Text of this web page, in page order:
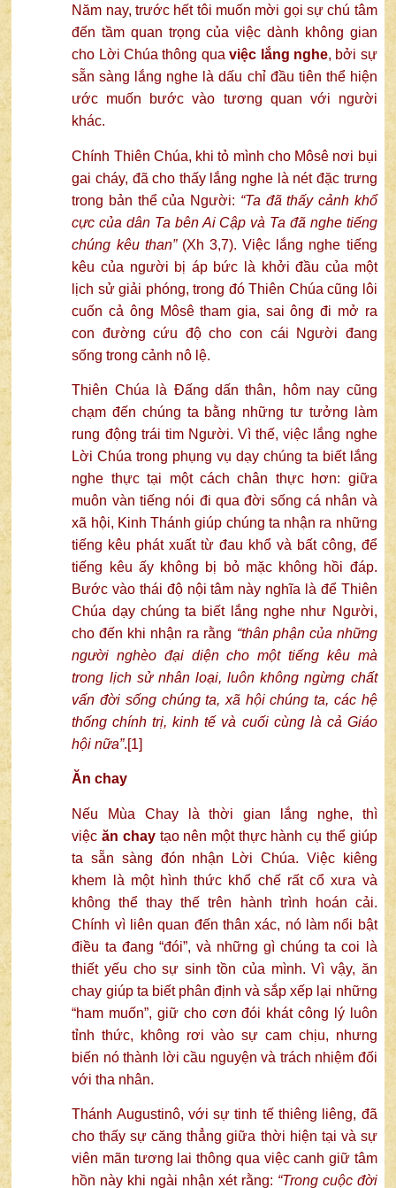
Năm nay, trước hết tôi muốn mời gọi sự chú tâm
đến tầm quan trọng của việc dành không gian
cho Lời Chúa thông quaviệc lắng nghe, bởi sự
sẵn sàng lắng nghe là dấu chỉ đầu tiên thể hiện
ước muốn bước vào tương quan với người
khác.
Chính Thiên Chúa, khi tỏ mình cho Môsê nơi bụi
gai cháy, đã cho thấy lắng nghe là nét đặc trưng
trong bản thể của Người: “Ta đã thấy cảnh khổ
cực của dân Ta bên Ai Cập và Ta đã nghe tiếng
chúng kêu than”(Xh 3,7). Việc lắng nghe tiếng
kêu của người bị áp bức là khởi đầu của một
lịch sử giải phóng, trong đó Thiên Chúa cũng lôi
cuốn cả ông Môsê tham gia, sai ông đi mở ra
con đường cứu độ cho con cái Người đang
sống trong cảnh nô lệ.
Thiên Chúa là Đấng dấn thân, hôm nay cũng
chạm đến chúng ta bằng những tư tưởng làm
rung động trái tim Người. Vì thế, việc lắng nghe
Lời Chúa trong phụng vụ dạy chúng ta biết lắng
nghe thực tại một cách chân thực hơn: giữa
muôn vàn tiếng nói đi qua đời sống cá nhân và
xã hội, Kinh Thánh giúp chúng ta nhận ra những
tiếng kêu phát xuất từ đau khổ và bất công, để
tiếng kêu ấy không bị bỏ mặc không hồi đáp.
Bước vào thái độ nội tâm này nghĩa là để Thiên
Chúa dạy chúng ta biết lắng nghe như Người,
cho đến khi nhận ra rằng “thân phận của những
người nghèo đại diện cho một tiếng kêu mà
trong lịch sử nhân loại, luôn không ngừng chất
vấn đời sống chúng ta, xã hội chúng ta, các hệ
thống chính trị, kinh tế và cuối cùng là cả Giáo
hội nữa”.[1]
Ăn chay
Nếu Mùa Chay là thời gian lắng nghe, thì
việcăn chaytạo nên một thực hành cụ thể giúp
ta sẵn sàng đón nhận Lời Chúa. Việc kiêng
khem là một hình thức khổ chế rất cổ xưa và
không thể thay thế trên hành trình hoán cải.
Chính vì liên quan đến thân xác, nó làm nổi bật
điều ta đang “đói”, và những gì chúng ta coi là
thiết yếu cho sự sinh tồn của mình. Vì vậy, ăn
chay giúp ta biết phân định và sắp xếp lại những
“ham muốn”, giữ cho cơn đói khát công lý luôn
tỉnh thức, không rơi vào sự cam chịu, nhưng
biến nó thành lời cầu nguyện và trách nhiệm đối
với tha nhân.
Thánh Augustinô, với sự tinh tế thiêng liêng, đã
cho thấy sự căng thẳng giữa thời hiện tại và sự
viên mãn tương lai thông qua việc canh giữ tâm
hồn này khi ngài nhận xét rằng: “Trong cuộc đời